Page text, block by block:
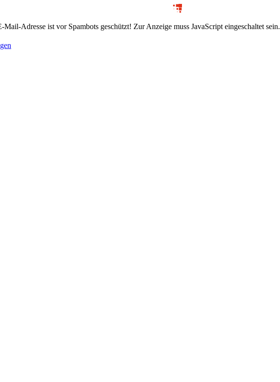
Mail-Adresse ist vor Spambots geschützt! Zur Anzeige muss JavaScript eingeschaltet sein.